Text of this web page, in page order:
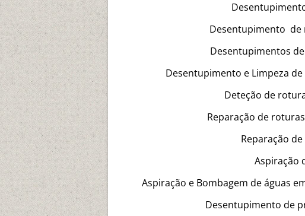
Desentupimento de
Desentupimentos
Desentupimento e Limpeza
Deteção de
Reparação de
Reparação
Aspiração
Aspiração e Bombagem de águas
Desentupimento de